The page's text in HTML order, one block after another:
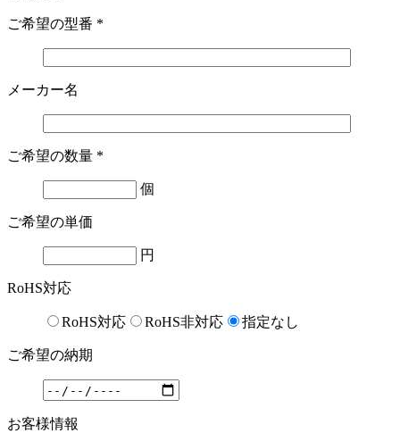
ご希望の型番 *
メーカー名
ご希望の数量 *
個
ご希望の単価
円
RoHS対応
RoHS対応 RoHS非対応 指定なし
ご希望の納期
お客様情報